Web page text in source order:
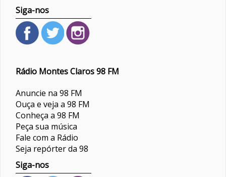
Siga-nos
Rádio Montes Claros 98 FM
Anuncie na 98 FM
Ouça e veja a 98 FM
Conheça a 98 FM
Peça sua música
Fale com a Rádio
Seja repórter da 98
Siga-nos